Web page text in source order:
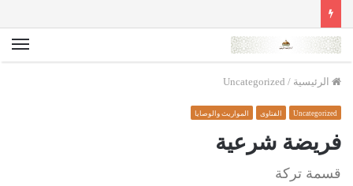
الرئيسية /
Uncategorized
Uncategorized الفتاوى المواريث والوصايا
فريضة شرعية
قسمة تركة